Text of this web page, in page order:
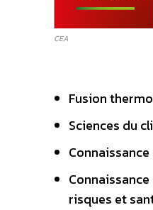
CEA
Fusion
Sciences du
risques et